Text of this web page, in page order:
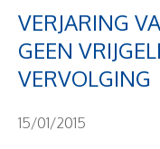
VERJARING
GEEN
VERVOLGING
15/01/2015